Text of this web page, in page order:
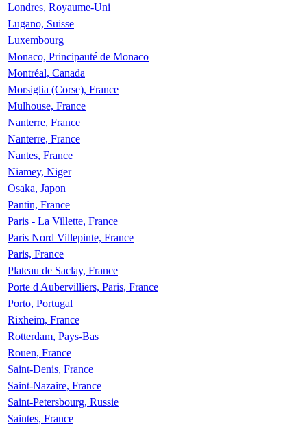
Londres, Royaume-Uni
Lugano, Suisse
Luxembourg
Monaco, Principauté de Monaco
Montréal, Canada
Morsiglia (Corse), France
Mulhouse, France
Nanterre, France
Nanterre, France
Nantes, France
Niamey, Niger
Osaka, Japon
Pantin, France
Paris - La Villette, France
Paris Nord Villepinte, France
Paris, France
Plateau de Saclay, France
Porte d Aubervilliers, Paris, France
Porto, Portugal
Rixheim, France
Rotterdam, Pays-Bas
Rouen, France
Saint-Denis, France
Saint-Nazaire, France
Saint-Petersbourg, Russie
Saintes, France